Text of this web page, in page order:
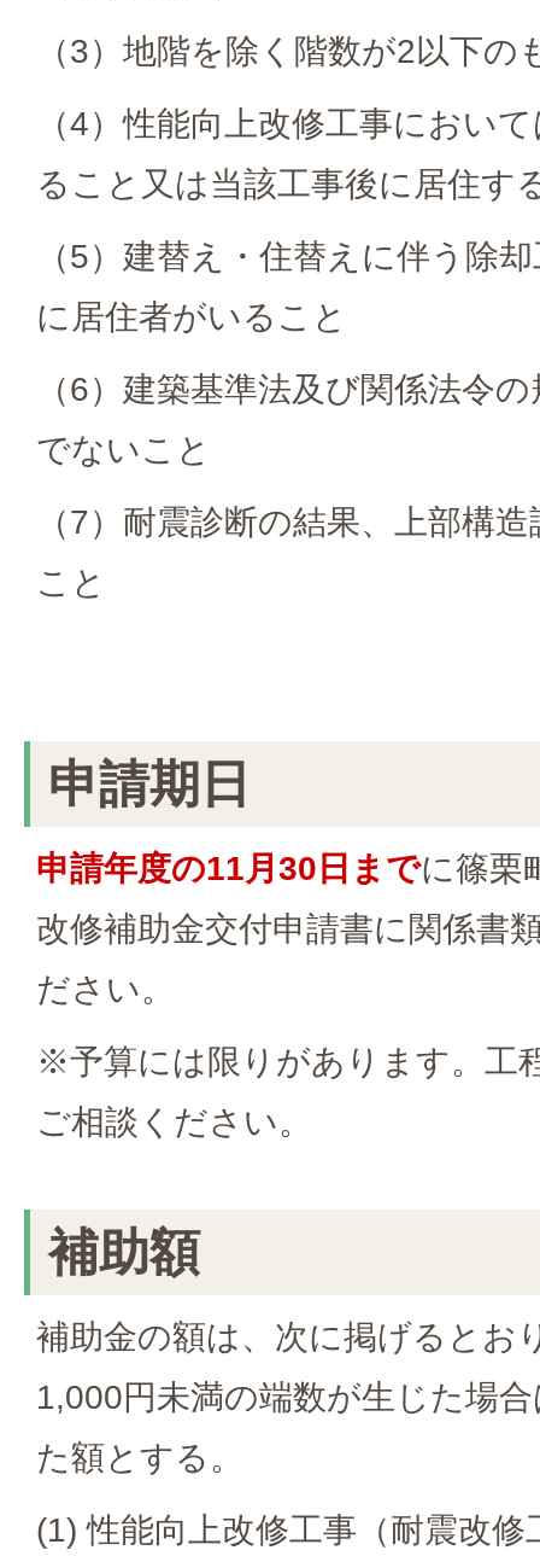
（3）地階を除く階数が2以下の
（4）性能向上改修工事におい
ること又は当該工事後に居住す
（5）建替え・住替えに伴う除
に居住者がいること
（6）建築基準法及び関係法令
でないこと
（7）耐震診断の結果、上部構
こと
申請期日
申請年度の11月30日までに篠栗
改修補助金交付申請書に関係書
ださい。
※予算には限りがあります。工
ご相談ください。
補助額
補助金の額は、次に掲げるとお
1,000円未満の端数が生じた場
た額とする。
(1) 性能向上改修工事（耐震改